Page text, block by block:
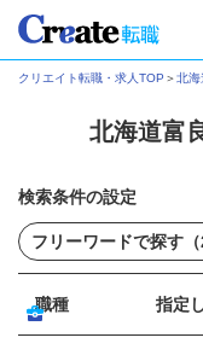
クリエイト転職・求人TOP ＞北海
北海道富
検索条件の設定
職種 指定